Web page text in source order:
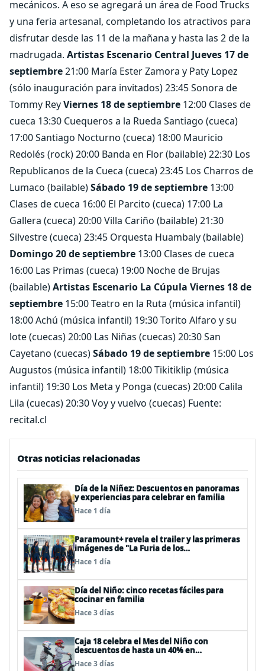
mecánicos. A eso se agregará un área de Food Trucks
y una feria artesanal, completando los atractivos para
disfrutar desde las 11 de la mañana y hasta las 2 de la
madrugada. Artistas Escenario Central Jueves 17 de
septiembre21:00 María Ester Zamora y Paty Lopez
(sólo inauguración para invitados) 23:45 Sonora de
Tommy ReyViernes 18 de septiembre 12:00 Clases de
cueca 13:30 Cuequeros a la Rueda Santiago (cueca)
17:00 Santiago Nocturno (cueca) 18:00 Mauricio
Redolés (rock) 20:00 Banda en Flor (bailable) 22:30 Los
Republicanos de la Cueca (cueca) 23:45 Los Charros de
Lumaco (bailable)Sábado 19 de septiembre 13:00
Clases de cueca 16:00 El Parcito (cueca) 17:00 La
Gallera (cueca) 20:00 Villa Cariño (bailable) 21:30
Silvestre (cueca) 23:45 Orquesta Huambaly (bailable)
Domingo 20 de septiembre 13:00 Clases de cueca
16:00 Las Primas (cueca) 19:00 Noche de Brujas
(bailable)Artistas Escenario La Cúpula Viernes 18 de
septiembre 15:00 Teatro en la Ruta (música infantil)
18:00 Achú (música infantil) 19:30 Torito Alfaro y su
lote (cuecas) 20:00 Las Niñas (cuecas) 20:30 San
Cayetano (cuecas)Sábado 19 de septiembre 15:00 Los
Augustos (música infantil) 18:00 Tikitiklip (música
infantil) 19:30 Los Meta y Ponga (cuecas) 20:00 Calila
Lila (cuecas) 20:30 Voy y vuelvo (cuecas) Fuente:
recital.cl
Otras noticias relacionadas
Día de la Niñez: Descuentos en panoramas
y experiencias para celebrar en familia
Hace 1 día
Paramount+ revela el trailer y las primeras
imágenes de "La Furia de los
Thundermans"
Hace 1 día
Día del Niño: cinco recetas fáciles para
cocinar en familia
Hace 3 días
Caja 18 celebra el Mes del Niño con
descuentos de hasta un 40% en
panoramas, cine, shows y streaming
Hace 3 días